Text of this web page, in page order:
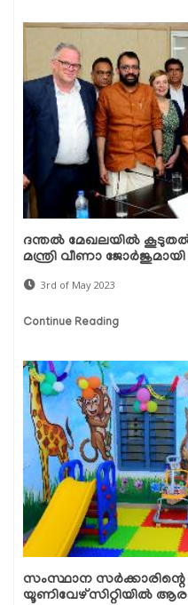
ദന്തൽ മേഖലയിൽ
മന്ത്രി വീണാ ജോർജുമായി
3rd of May 2023
Continue Reading
സംസ്ഥാന
യൂണിവേഴ്‌സിറ്റിയിൽ